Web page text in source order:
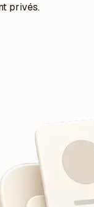
privés.